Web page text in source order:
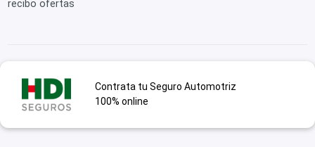
recibo ofertas
Contrata tu Seguro Automotriz
100% online